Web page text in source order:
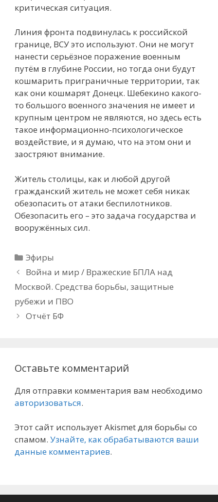
критическая ситуация.
Линия фронта подвинулась к российской
границе, ВСУ это используют. Они не могут
нанести серьёзное поражение военным
путём в глубине России, но тогда они будут
кошмарить приграничные территории, так
как они кошмарят Донецк. Шебекино какого-
то большого военного значения не имеет и
крупным центром не являются, но здесь есть
такое информационно-психологическое
воздействие, и я думаю, что на этом они и
заостряют внимание.
Житель столицы, как и любой другой
гражданский житель не может себя никак
обезопасить от атаки беспилотников.
Обезопасить его – это задача государства и
вооружённых сил.
Рубрики
Эфиры
Война и мир / Вражеские БПЛА над
Москвой. Средства борьбы, защитные
рубежи и ПВО
Отчёт БФ
Оставьте комментарий
Для отправки комментария вам необходимо
авторизоваться.
Этот сайт использует Akismet для борьбы со
спамом. Узнайте, как обрабатываются ваши
данные комментариев.